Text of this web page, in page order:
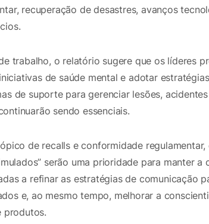
recuperação de desastres, avanços
trabalho, o relatório sugere que os líderes
de saúde mental e adotar
de suporte para gerenciar lesões,
sendo essenciais.
de recalls e conformidade
serão uma prioridade para manter
a refinar as estratégias de comunicação
e, ao mesmo tempo, melhorar a
produtos.